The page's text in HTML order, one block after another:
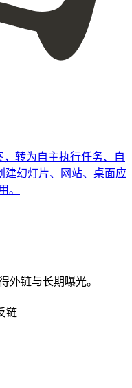
，转为自主执行任务、自
建幻灯片、网站、桌面应
。
外链与长期曝光。
链